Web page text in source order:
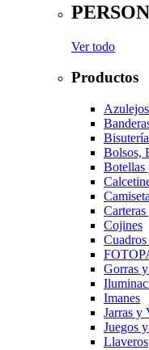
Ver todo
Productos
Azulejos
Bisutería
Bolsos,
Botellas
Cojines
Gorras
Imanes
Jarras y
Juegos
Llaveros